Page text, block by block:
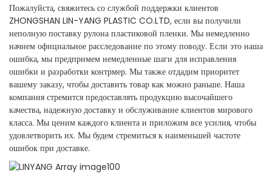
Пожалуйста, свяжитесь со службой поддержки клиентов
ZHONGSHAN LIN-YANG PLASTIC CO.LTD, если вы получили
неполную поставку рулона пластиковой пленки. Мы немедленно
начнем официальное расследование по этому поводу. Если это наша
ошибка, мы предпримем немедленные шаги для исправления
ошибки и разработки контрмер. Мы также отдадим приоритет
вашему заказу, чтобы доставить товар как можно раньше. Наша
компания стремится предоставлять продукцию высочайшего
качества, надежную доставку и обслуживание клиентов мирового
класса. Мы ценим каждого клиента и приложим все усилия, чтобы
удовлетворить их. Мы будем стремиться к наименьшей частоте
ошибок при доставке.